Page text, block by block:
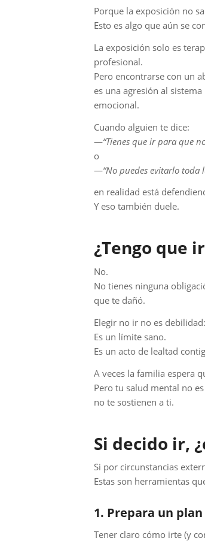
Porque la exposición no
Esto es algo que aún se
La exposición solo es
profesional.
Pero encontrarse con un
es una agresión al
emocional.
Cuando alguien te dice:
—“Tienes que ir para que
o
—“No puedes evitarlo toda
en realidad está
Y eso también duele.
¿Tengo que
No.
No tienes ninguna
que te dañó.
Elegir no ir no es debilidad:
Es un límite sano.
Es un acto de lealtad
A veces la familia espera
Pero tu salud mental no
no te sostienen a ti.
Si decido ir,
Si por circunstancias
Estas son herramientas
1. Prepara un
Tener claro cómo irte (y